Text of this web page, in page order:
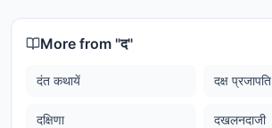
More from "द"
दंत कथायें दक्ष प्रजापति
दक्षिणा दखलनदाजी